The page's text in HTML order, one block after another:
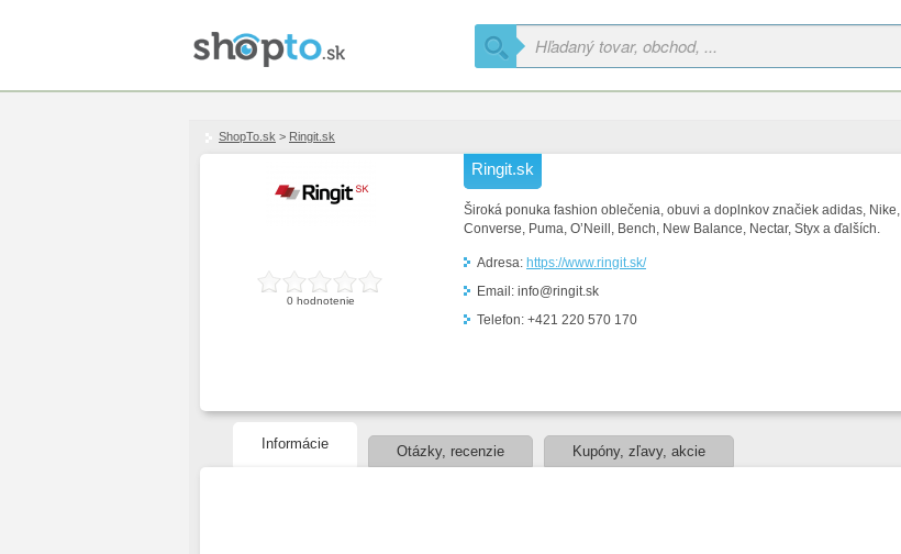
ShopTo.sk > Ringit.sk
Ringit.sk
0 hodnotenie
Široká ponuka fashion oblečenia, obuvi a doplnkov značiek adidas, Nike,
Converse, Puma, O’Neill, Bench, New Balance, Nectar, Styx a ďalších.
Adresa: https://www.ringit.sk/
Email: info@ringit.sk
Telefon: +421 220 570 170
Informácie Otázky, recenzie Kupóny, zľavy, akcie